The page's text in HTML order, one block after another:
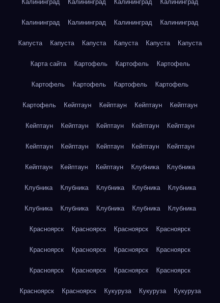
Калининград Калининград Калининград Калининград
Калининград Калининград Калининград Калининград
Капуста Капуста Капуста Капуста Капуста Капуста
Карта сайта Картофель Картофель Картофель
Картофель Картофель Картофель Картофель
Картофель Кейптаун Кейптаун Кейптаун Кейптаун
Кейптаун Кейптаун Кейптаун Кейптаун Кейптаун
Кейптаун Кейптаун Кейптаун Кейптаун Кейптаун
Кейптаун Кейптаун Кейптаун Клубника Клубника
Клубника Клубника Клубника Клубника Клубника
Клубника Клубника Клубника Клубника Клубника
Красноярск Красноярск Красноярск Красноярск
Красноярск Красноярск Красноярск Красноярск
Красноярск Красноярск Красноярск Красноярск
Красноярск Красноярск Кукуруза Кукуруза Кукуруза